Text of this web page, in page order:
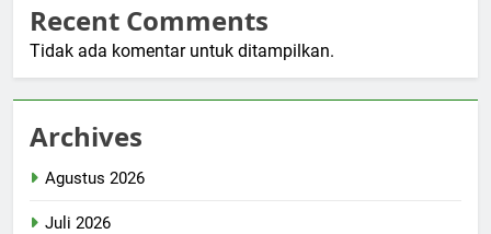
Recent Comments
Tidak ada komentar untuk ditampilkan.
Archives
Agustus 2026
Juli 2026